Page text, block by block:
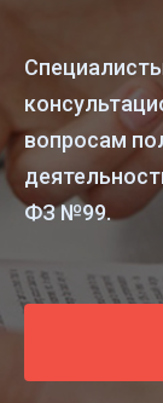
вопросам
ФЗ №99.